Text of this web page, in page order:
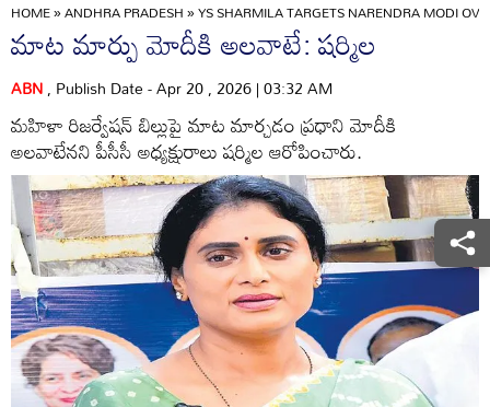
HOME»ANDHRA PRADESH»YS SHARMILA TARGETS NARENDRA MODI
మాట మార్పు మోదీకి అలవాటే: షర్మిల
ABN, Publish Date - Apr 20 , 2026 | 03:32 AM
మహిళా రిజర్వేషన్‌ బిల్లుపై మాట మార్చడం ప్రధాని మోదీకి
అలవాటేనని పీసీసీ అధ్యక్షురాలు షర్మిల ఆరోపించారు.